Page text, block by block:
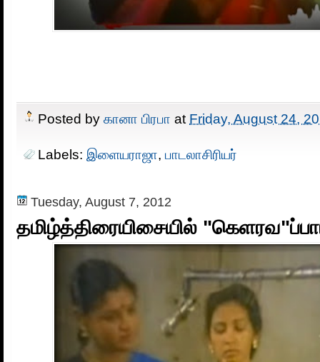
Posted by கானா பிரபா at Friday, August 24,
Labels: இளையராஜா, பாடலாசிரியர்
Tuesday, August 7, 2012
தமிழ்த்திரையிசையில்